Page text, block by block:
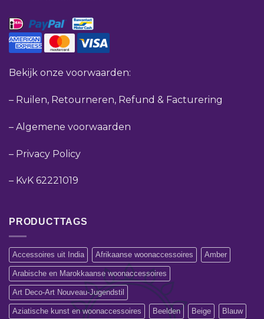
Bekijk onze voorwaarden:
– Ruilen, Retourneren, Refund & Facturering
– Algemene voorwaarden
– Privacy Policy
– KvK 62221019
PRODUCTTAGS
Accessoires uit India Afrikaanse woonaccessoires Amber
Arabische en Marokkaanse woonaccessoires
Art Deco-Art Nouveau-Jugendstil
Aziatische kunst en woonaccessoires Beelden Beige Blauw